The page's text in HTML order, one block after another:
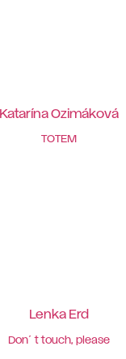
Katarína Ozimáková
TOTEM
Lenka Erd
Don´t touch, please